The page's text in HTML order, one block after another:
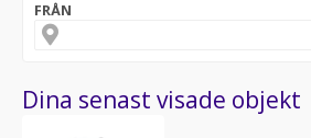
FRÅN
Dina senast visade objekt